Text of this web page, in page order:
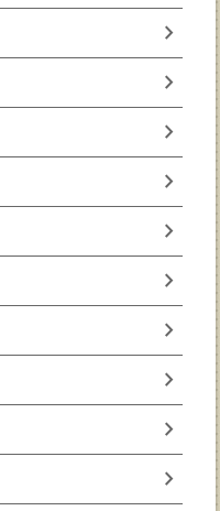
chevron_right
chevron_right
chevron_right
chevron_right
chevron_right
chevron_right
chevron_right
chevron_right
chevron_right
chevron_right